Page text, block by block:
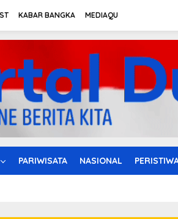
KABAR BANGKA MEDIAQU
PARIWISATA NASIONAL